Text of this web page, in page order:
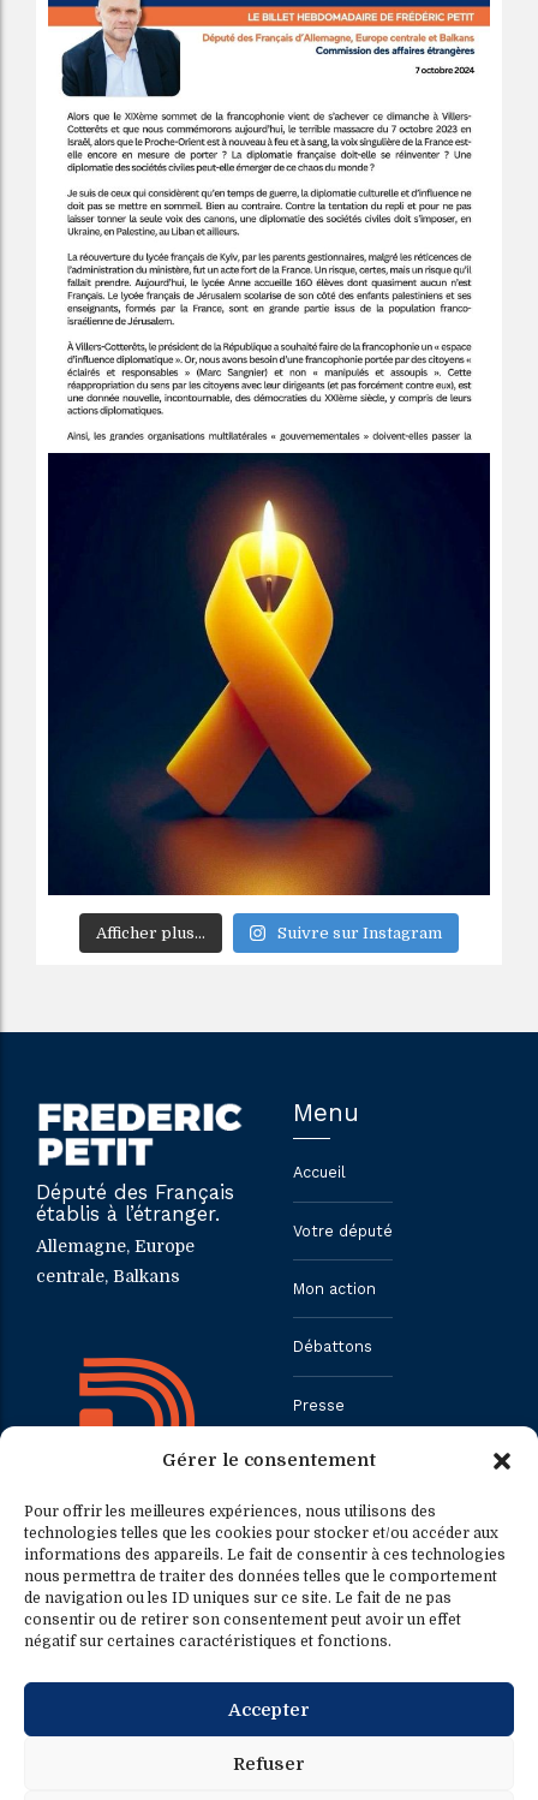
Gérer le consentement
Pour offrir les meilleures expériences, nous utilisons des
technologies telles que les cookies pour stocker et/ou accéder aux
informations des appareils. Le fait de consentir à ces technologies
nous permettra de traiter des données telles que le comportement
de navigation ou les ID uniques sur ce site. Le fait de ne pas
consentir ou de retirer son consentement peut avoir un effet
négatif sur certaines caractéristiques et fonctions.
Accepter
Refuser
Afficher plus... Suivre sur Instagram
Député des Français
établis à l’étranger.
Allemagne, Europe
centrale, Balkans
Menu
Accueil
Votre député
Mon action
Débattons
Presse
Contact
Contact
0033.1.40.63.75.31
Contact presse
presse@fredericpetit.eu